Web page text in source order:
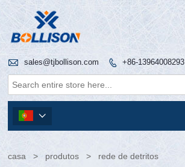
 sales@tjbollison.com  +86-13964008293

casa > produtos > rede de detritos